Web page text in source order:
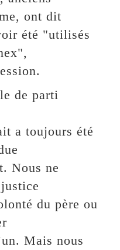
ont dit
été "utilisés
de parti
a toujours été
Nous ne
du père ou
Mais nous